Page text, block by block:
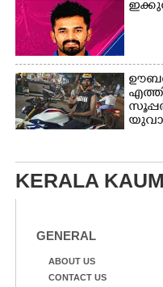
KERALA
GENERAL
ABOUT US
CONTACT US